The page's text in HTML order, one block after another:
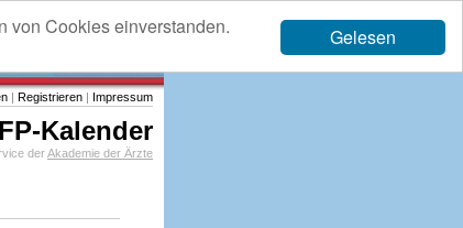
Gelesen
von Cookies einverstanden.
| Registrieren | Impressum
Kalender
derAkademie der Ärzte